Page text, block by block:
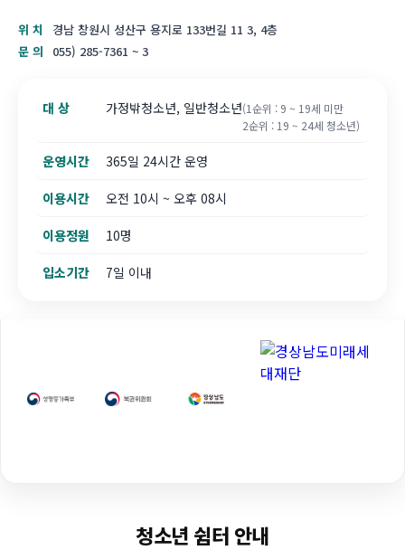
위 치
경남 창원시 성산구 용지로 133번길 11 3, 4층
문 의
055) 285-7361 ~ 3
대 상 가정밖청소년, 일반청소년(1순위 : 9 ~ 19세 미만
2순위 : 19 ~ 24세 청소년)
운영시간 365일 24시간 운영
이용시간 오전 10시 ~ 오후 08시
이용정원 10명
입소기간 7일 이내
청소년 쉼터 안내